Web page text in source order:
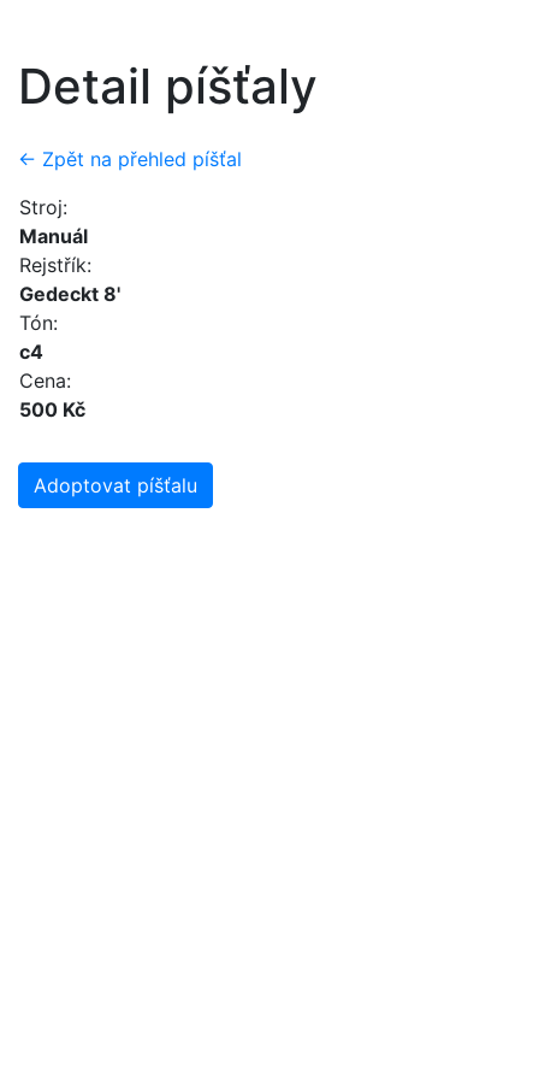
Detail píšťaly
← Zpět na přehled píšťal
Stroj:
Manuál
Rejstřík:
Gedeckt 8'
Tón:
c4
Cena:
500 Kč
Adoptovat píšťalu